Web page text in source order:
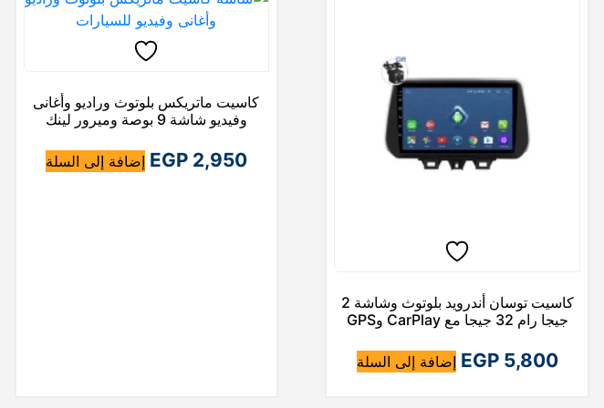
.
كاسيت توسان أندرويد بلوتوث وشاشة 2
جيجا رام 32 جيجا مع CarPlay وGPS
EGP5,800 إضافة إلى السلة
كاسيت ماتريكس بلوتوث وراديو وأغانى
وفيديو شاشة 9 بوصة وميرور لينك
EGP2,950 إضافة إلى السلة